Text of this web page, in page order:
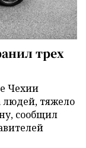
трех
Чехии
тяжело
сообщил